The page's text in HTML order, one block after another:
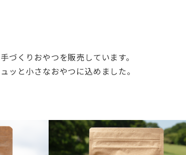
手づくりおやつを販売しています。
ュッと小さなおやつに込めました。